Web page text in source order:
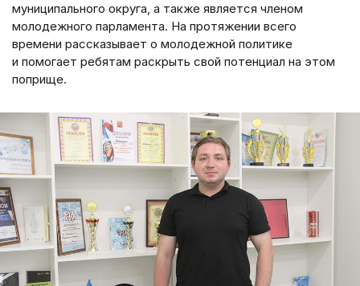
муниципального округа, а также является членом
молодежного парламента. На протяжении всего
времени рассказывает о молодежной политике
и помогает ребятам раскрыть свой потенциал на этом
поприще.